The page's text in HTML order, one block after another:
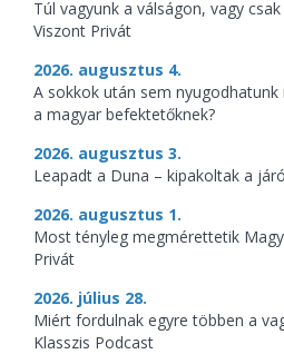
Túl vagyunk a válságon, vagy
Viszont Privát
2026. augusztus 4.
A sokkok után sem
a magyar befektetőknek?
2026. augusztus 3.
Leapadt a Duna – kipakoltak a
2026. augusztus 1.
Most tényleg megmérettetik
Privát
2026. július 28.
Miért fordulnak egyre többen a
Klasszis Podcast